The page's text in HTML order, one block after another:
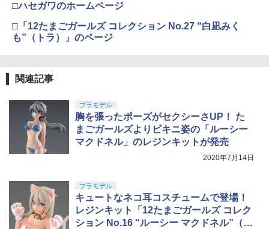
□ハセガワのホームページ
□「12たまごガールズ コレクション No.27 “白凪みく
も”（トラ）」のページ
関連記事
プラモデル
胸を張ったポーズがセクシーさUP！ た
まごガールズよりビキニ姿の「ルーシー
マクドネル」のレジンキットが発売
2020年7月14日
プラモデル
キュートなネコ耳コスチュームで登場！
レジンキット「12たまごガールズ コレク
ション No.16 “ルーシー マクドネル”（ネ